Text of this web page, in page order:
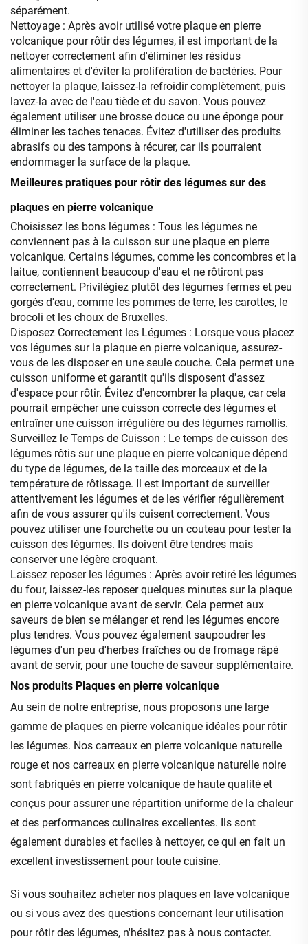
séparément.
Nettoyage : Après avoir utilisé votre plaque en pierre
volcanique pour rôtir des légumes, il est important de la
nettoyer correctement afin d'éliminer les résidus
alimentaires et d'éviter la prolifération de bactéries. Pour
nettoyer la plaque, laissez-la refroidir complètement, puis
lavez-la avec de l'eau tiède et du savon. Vous pouvez
également utiliser une brosse douce ou une éponge pour
éliminer les taches tenaces. Évitez d'utiliser des produits
abrasifs ou des tampons à récurer, car ils pourraient
endommager la surface de la plaque.
Meilleures pratiques pour rôtir des légumes sur des
plaques en pierre volcanique
Choisissez les bons légumes : Tous les légumes ne
conviennent pas à la cuisson sur une plaque en pierre
volcanique. Certains légumes, comme les concombres et la
laitue, contiennent beaucoup d'eau et ne rôtiront pas
correctement. Privilégiez plutôt des légumes fermes et peu
gorgés d'eau, comme les pommes de terre, les carottes, le
brocoli et les choux de Bruxelles.
Disposez Correctement les Légumes : Lorsque vous placez
vos légumes sur la plaque en pierre volcanique, assurez-
vous de les disposer en une seule couche. Cela permet une
cuisson uniforme et garantit qu'ils disposent d'assez
d'espace pour rôtir. Évitez d'encombrer la plaque, car cela
pourrait empêcher une cuisson correcte des légumes et
entraîner une cuisson irrégulière ou des légumes ramollis.
Surveillez le Temps de Cuisson : Le temps de cuisson des
légumes rôtis sur une plaque en pierre volcanique dépend
du type de légumes, de la taille des morceaux et de la
température de rôtissage. Il est important de surveiller
attentivement les légumes et de les vérifier régulièrement
afin de vous assurer qu'ils cuisent correctement. Vous
pouvez utiliser une fourchette ou un couteau pour tester la
cuisson des légumes. Ils doivent être tendres mais
conserver une légère croquant.
Laissez reposer les légumes : Après avoir retiré les légumes
du four, laissez-les reposer quelques minutes sur la plaque
en pierre volcanique avant de servir. Cela permet aux
saveurs de bien se mélanger et rend les légumes encore
plus tendres. Vous pouvez également saupoudrer les
légumes d'un peu d'herbes fraîches ou de fromage râpé
avant de servir, pour une touche de saveur supplémentaire.
Nos produits Plaques en pierre volcanique
Au sein de notre entreprise, nous proposons une large
gamme de plaques en pierre volcanique idéales pour rôtir
les légumes. Nos carreaux en pierre volcanique naturelle
rouge et nos carreaux en pierre volcanique naturelle noire
sont fabriqués en pierre volcanique de haute qualité et
conçus pour assurer une répartition uniforme de la chaleur
et des performances culinaires excellentes. Ils sont
également durables et faciles à nettoyer, ce qui en fait un
excellent investissement pour toute cuisine.
Si vous souhaitez acheter nos plaques en lave volcanique
ou si vous avez des questions concernant leur utilisation
pour rôtir des légumes, n'hésitez pas à nous contacter.